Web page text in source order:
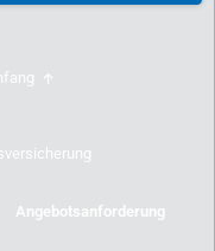
Angebotsanforderung